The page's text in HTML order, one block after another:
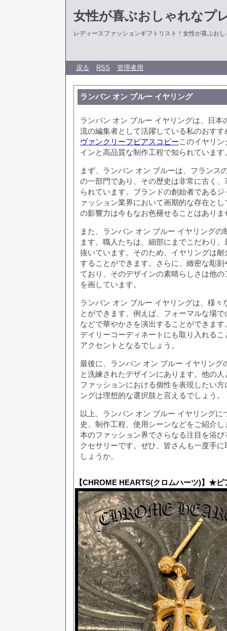
女性が喜ぶおしゃれなプ
レディースファッションギフトリスト！女性が喜ぶお
戻る RSS 管理者用
ランバン オン ブルー イヤリング
ランバン オン ブルー イヤリングは、日本
流の編集者として活躍している私のおす
ヴァンクリーフピアスコピーこのイヤリ
インと高品質な制作工程で知られています
まず、ランバン オン ブルーは、フランス
の一部門であり、その歴史は非常に古く
られています。ブランドの創始者である
ァッション業界において画期的な存在と
の影響力は今もなお色褪せることはありま
また、ランバン オン ブルー イヤリングの
ます。職人たちは、細部にまでこだわり
抜いています。そのため、イヤリングは
することができます。さらに、緻密な彫
ており、そのデザインの素晴らしさは他
を画しています。
ランバン オン ブルー イヤリングは、様々
とができます。例えば、フォーマルな場
などで華やかさを演出することができま
デイリーコーディネートにも取り入れる
アクセントとなるでしょう。
最後に、ランバン オン ブルー イヤリング
と洗練されたデザインにあります。他の
ファッションにおける個性を表現したい
ングは理想的な選択肢と言えるでしょう。
以上、ランバン オン ブルー イヤリングに
史、制作工程、使用シーンなどをご紹介
本のファッション界でさらなる注目を浴
クセサリーです。ぜひ、皆さんも一度手
しょうか。
【CHROME HEARTS(クロムハーツ)】★